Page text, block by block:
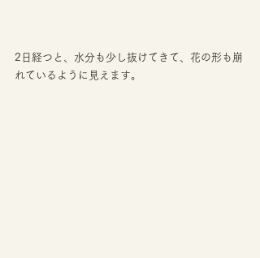
2日経つと、水分も少し抜けてきて、花の形も崩
れているように見えます。